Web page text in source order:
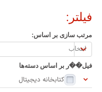
فیلتر:
مرتب سازی بر اساس:
مرتب
سازی
بر
فیل��ر بر اساس دسته‌ها
کتابخانه دیجیتال